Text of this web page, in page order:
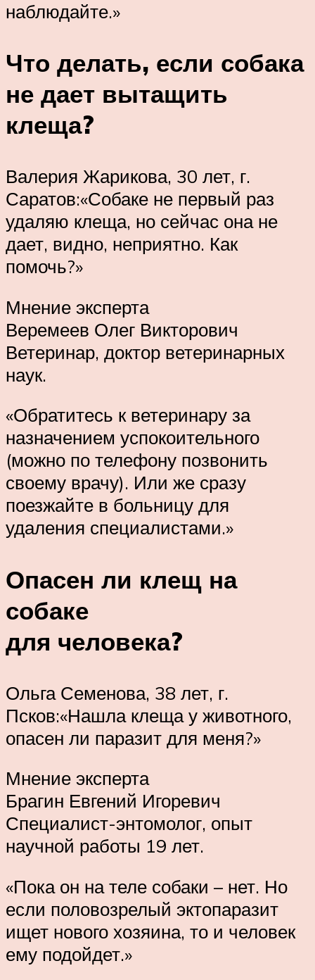
наблюдайте.»
Что делать, если собака
не дает вытащить
клеща?
Валерия Жарикова, 30 лет, г.
Саратов:«Собаке не первый раз
удаляю клеща, но сейчас она не
дает, видно, неприятно. Как
помочь?»
Мнение эксперта
Веремеев Олег Викторович
Ветеринар, доктор ветеринарных
наук.
«Обратитесь к ветеринару за
назначением успокоительного
(можно по телефону позвонить
своему врачу). Или же сразу
поезжайте в больницу для
удаления специалистами.»
Опасен ли клещ на
собаке
для человека?
Ольга Семенова, 38 лет, г.
Псков:«Нашла клеща у животного,
опасен ли паразит для меня?»
Мнение эксперта
Брагин Евгений Игоревич
Специалист-энтомолог, опыт
научной работы 19 лет.
«Пока он на теле собаки – нет. Но
если половозрелый эктопаразит
ищет нового хозяина, то и человек
ему подойдет.»